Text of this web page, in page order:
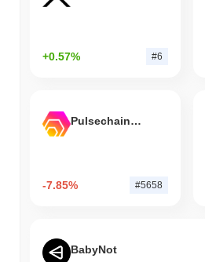
+0.57% #6
Pulsechain Bridged HEX (Pulsechain)
-7.85% #5658
BabyNot